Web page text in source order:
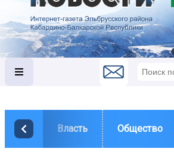
Власть Общество